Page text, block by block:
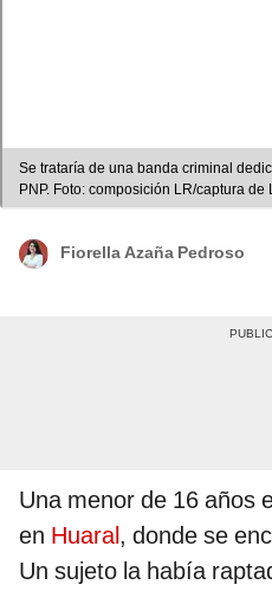
Se trataría de una banda criminal
PNP. Foto: composición LR/captura
Fiorella Azaña Pedroso
Una menor de 16 años
en Huaral, donde se
Un sujeto la había